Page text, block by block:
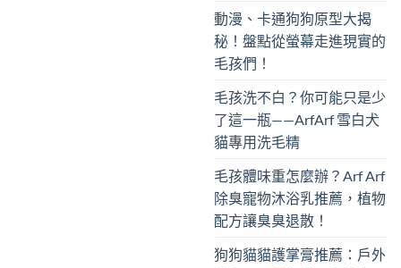
動漫、卡通狗狗原型大揭
秘！盤點從螢幕走進現實的
毛孩們！
毛孩洗不白？你可能只是少
了這一瓶——ArfArf 雪白犬
貓專用洗毛精
毛孩體味重怎麼辦？Arf Arf
除臭寵物沐浴乳推薦，植物
配方讓臭臭退散！
狗狗貓貓護掌膏推薦：戶外